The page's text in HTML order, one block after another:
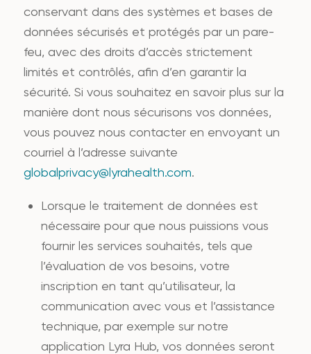
conservant dans des systèmes et bases de
données sécurisés et protégés par un pare-
feu, avec des droits d’accès strictement
limités et contrôlés, afin d’en garantir la
sécurité. Si vous souhaitez en savoir plus sur la
manière dont nous sécurisons vos données,
vous pouvez nous contacter en envoyant un
courriel à l’adresse suivante
globalprivacy@lyrahealth.com.
Lorsque le traitement de données est
nécessaire pour que nous puissions vous
fournir les services souhaités, tels que
l’évaluation de vos besoins, votre
inscription en tant qu’utilisateur, la
communication avec vous et l’assistance
technique, par exemple sur notre
application Lyra Hub, vos données seront